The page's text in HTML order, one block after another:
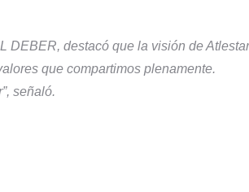
DEBER, destacó que la visión de Atlestar
que compartimos plenamente.
señaló.